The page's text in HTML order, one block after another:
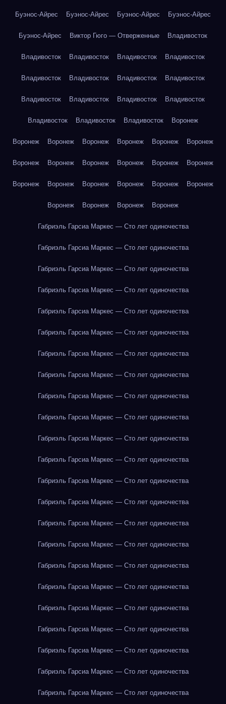
Буэнос-Айрес Буэнос-Айрес Буэнос-Айрес Буэнос-Айрес
Буэнос-Айрес Виктор Гюго — Отверженные Владивосток
Владивосток Владивосток Владивосток Владивосток
Владивосток Владивосток Владивосток Владивосток
Владивосток Владивосток Владивосток Владивосток
Владивосток Владивосток Владивосток Воронеж
Воронеж Воронеж Воронеж Воронеж Воронеж Воронеж
Воронеж Воронеж Воронеж Воронеж Воронеж Воронеж
Воронеж Воронеж Воронеж Воронеж Воронеж Воронеж
Воронеж Воронеж Воронеж Воронеж
Габриэль Гарсиа Маркес — Сто лет одиночества
Габриэль Гарсиа Маркес — Сто лет одиночества
Габриэль Гарсиа Маркес — Сто лет одиночества
Габриэль Гарсиа Маркес — Сто лет одиночества
Габриэль Гарсиа Маркес — Сто лет одиночества
Габриэль Гарсиа Маркес — Сто лет одиночества
Габриэль Гарсиа Маркес — Сто лет одиночества
Габриэль Гарсиа Маркес — Сто лет одиночества
Габриэль Гарсиа Маркес — Сто лет одиночества
Габриэль Гарсиа Маркес — Сто лет одиночества
Габриэль Гарсиа Маркес — Сто лет одиночества
Габриэль Гарсиа Маркес — Сто лет одиночества
Габриэль Гарсиа Маркес — Сто лет одиночества
Габриэль Гарсиа Маркес — Сто лет одиночества
Габриэль Гарсиа Маркес — Сто лет одиночества
Габриэль Гарсиа Маркес — Сто лет одиночества
Габриэль Гарсиа Маркес — Сто лет одиночества
Габриэль Гарсиа Маркес — Сто лет одиночества
Габриэль Гарсиа Маркес — Сто лет одиночества
Габриэль Гарсиа Маркес — Сто лет одиночества
Габриэль Гарсиа Маркес — Сто лет одиночества
Габриэль Гарсиа Маркес — Сто лет одиночества
Габриэль Гарсиа Маркес — Сто лет одиночества